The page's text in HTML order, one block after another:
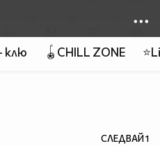
клю 🪀CHILL ZONE
СЛЕДВАЙ1